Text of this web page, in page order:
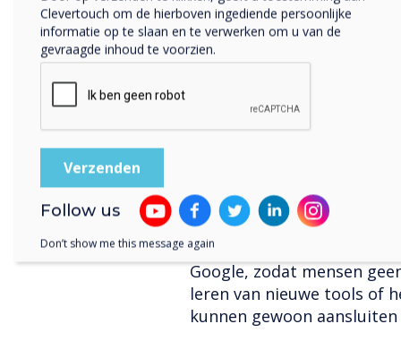
Eenvoud zal de sleutel zijn
De sleutel tot groei voor
zorgen voor eenvoud.
geadopteerd als ze
ondernemingen te
willen', zegt Shaun. 'De
eenvoudig te gebruiken
willen aanmoedigen om
moeilijk of ingewikkeld is
ontstaat er een drempel
verbinding met
Google, zodat mensen
leren van nieuwe tools of
kunnen gewoon aansluiten
Clevertouch om de hierboven ingediende persoonlijke
informatie op te slaan en te verwerken om u van de
gevraagde inhoud te voorzien.
Follow us
Don’t show me this message again